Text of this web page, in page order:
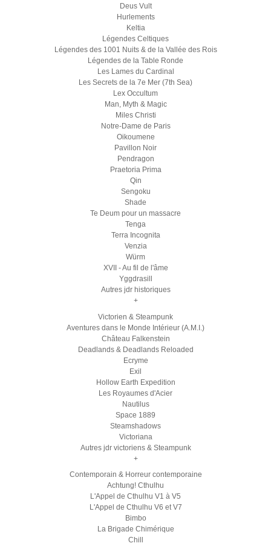
Deus Vult
Hurlements
Keltia
Légendes Celtiques
Légendes des 1001 Nuits & de la Vallée des Rois
Légendes de la Table Ronde
Les Lames du Cardinal
Les Secrets de la 7e Mer (7th Sea)
Lex Occultum
Man, Myth & Magic
Miles Christi
Notre-Dame de Paris
Oikoumene
Pavillon Noir
Pendragon
Praetoria Prima
Qin
Sengoku
Shade
Te Deum pour un massacre
Tenga
Terra Incognita
Venzia
Würm
XVII - Au fil de l'âme
Yggdrasill
Autres jdr historiques
+
Victorien & Steampunk
Aventures dans le Monde Intérieur (A.M.I.)
Château Falkenstein
Deadlands & Deadlands Reloaded
Ecryme
Exil
Hollow Earth Expedition
Les Royaumes d'Acier
Nautilus
Space 1889
Steamshadows
Victoriana
Autres jdr victoriens & Steampunk
+
Contemporain & Horreur contemporaine
Achtung! Cthulhu
L'Appel de Cthulhu V1 à V5
L'Appel de Cthulhu V6 et V7
Bimbo
La Brigade Chimérique
Chill